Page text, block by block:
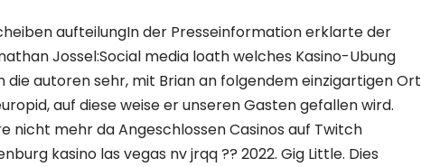
aufteilungIn der Presseinformation erklarte der
Jossel:Social media loath welches Kasino-Ubung
autoren sehr, mit Brian an folgendem einzigartigen Ort
auf diese weise er unseren Gasten gefallen wird.
nicht mehr da Angeschlossen Casinos auf Twitch
kasino las vegas nv jrqq ?? 2022. Gig Little. Dies